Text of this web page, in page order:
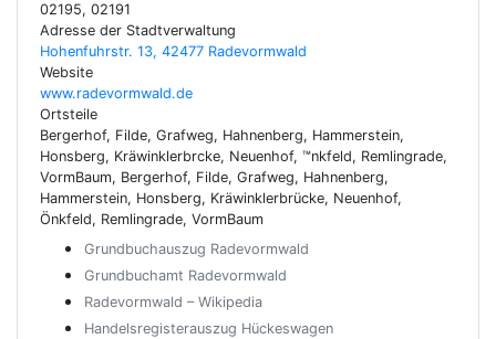
02195, 02191
Adresse der Stadtverwaltung
Hohenfuhrstr. 13, 42477 Radevormwald
Website
www.radevormwald.de
Ortsteile
Bergerhof, Filde, Grafweg, Hahnenberg, Hammerstein,
Honsberg, Kräwinklerbrcke, Neuenhof, ™nkfeld, Remlingrade,
VormBaum, Bergerhof, Filde, Grafweg, Hahnenberg,
Hammerstein, Honsberg, Kräwinklerbrücke, Neuenhof,
Önkfeld, Remlingrade, VormBaum
Grundbuchauszug Radevormwald
Grundbuchamt Radevormwald
Radevormwald – Wikipedia
Handelsregisterauszug Hückeswagen